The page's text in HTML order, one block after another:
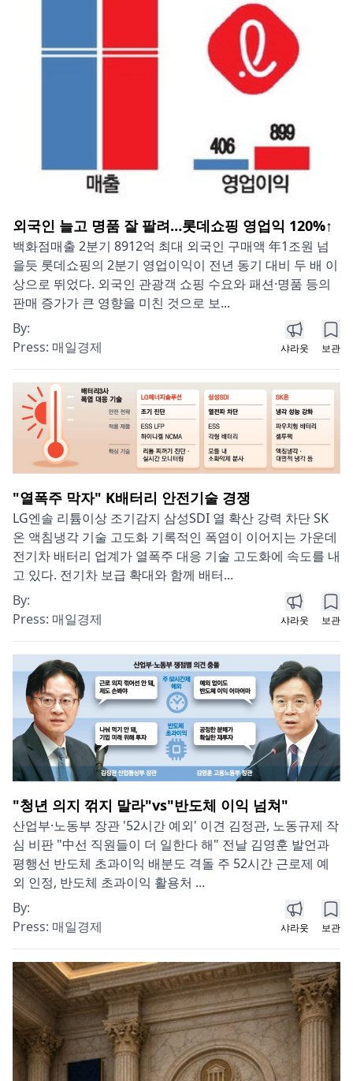
외국인 늘고 명품 잘 팔려…롯데쇼핑 영업익 120%↑
백화점매출 2분기 8912억 최대 외국인 구매액 年1조원 넘
을듯 롯데쇼핑의 2분기 영업이익이 전년 동기 대비 두 배 이
상으로 뛰었다. 외국인 관광객 쇼핑 수요와 패션·명품 등의
판매 증가가 큰 영향을 미친 것으로 보...
By:
Press: 매일경제 샤라웃 보관
"열폭주 막자" K배터리 안전기술 경쟁
LG엔솔 리튬이상 조기감지 삼성SDI 열 확산 강력 차단 SK
온 액침냉각 기술 고도화 기록적인 폭염이 이어지는 가운데
전기차 배터리 업계가 열폭주 대응 기술 고도화에 속도를 내
고 있다. 전기차 보급 확대와 함께 배터...
By:
Press: 매일경제 샤라웃 보관
"청년 의지 꺾지 말라"vs"반도체 이익 넘쳐"
산업부·노동부 장관 '52시간 예외' 이견 김정관, 노동규제 작
심 비판 "中선 직원들이 더 일한다 해" 전날 김영훈 발언과
평행선 반도체 초과이익 배분도 격돌 주 52시간 근로제 예
외 인정, 반도체 초과이익 활용처 ...
By:
Press: 매일경제 샤라웃 보관